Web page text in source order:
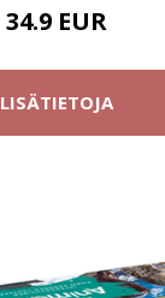
34.9 EUR
LISÄTIETOJA